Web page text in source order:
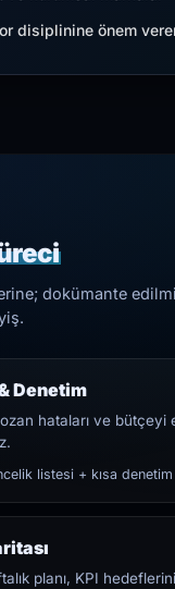
disiplinine önem
dokümante
Denetim
hataları ve bütçeyi
listesi + kısa
planı, KPI